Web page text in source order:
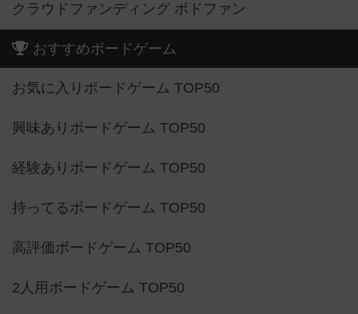
クラウドファンディング ボドファン
おすすめボードゲーム
お気に入りボードゲーム TOP50
興味ありボードゲーム TOP50
経験ありボードゲーム TOP50
持ってるボードゲーム TOP50
高評価ボードゲーム TOP50
2人用ボードゲーム TOP50